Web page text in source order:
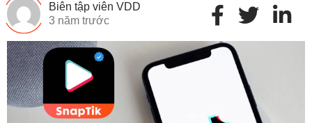
Sửa Laptop
Sửa chữa thiết bị khác
Điện thoại
Phụ kiện
Biên tập viên VDD
3 năm trước